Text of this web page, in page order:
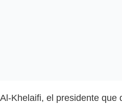
Al-Khelaifi, el presidente que